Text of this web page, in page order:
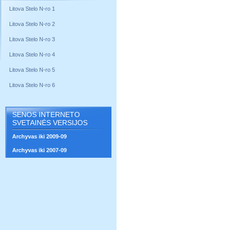
Litova Stelo N-ro 1
Litova Stelo N-ro 2
Litova Stelo N-ro 3
Litova Stelo N-ro 4
Litova Stelo N-ro 5
Litova Stelo N-ro 6
SENOS INTERNETO
SVETAINĖS VERSIJOS
Archyvas iki 2009-09
Archyvas iki 2007-09